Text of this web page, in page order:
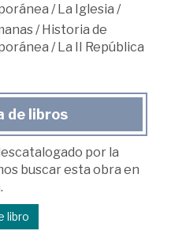
/La Iglesia /
/Historia de
/La II República
de libros
por la
buscar esta obra en
libro